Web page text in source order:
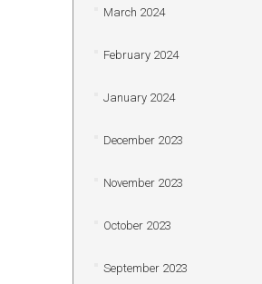
March 2024
February 2024
January 2024
December 2023
November 2023
October 2023
September 2023